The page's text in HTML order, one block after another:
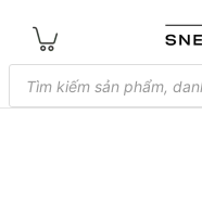
Tìm
kiếm
sản